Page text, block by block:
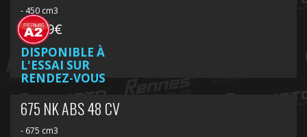
- 450 cm3
6 599€
DISPONIBLE À
L'ESSAI SUR
RENDEZ-VOUS
675 NK ABS 48 CV
- 675 cm3